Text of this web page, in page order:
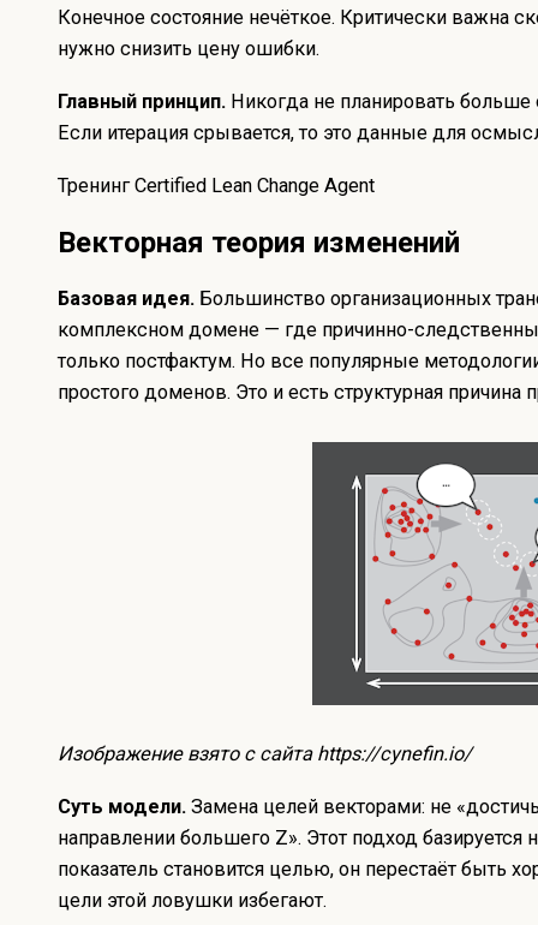
Конечное состояние нечёткое. Критически важна
нужно снизить цену ошибки.
Главный принцип. Никогда не планировать
Если итерация срывается, то это данные для
ТренингCertified Lean Change Agent
Векторная теория изменений
Базовая идея. Большинство организационных
комплексном домене — где причинно-
только постфактум. Но все популярные
простого доменов. Это и есть структурная причина
Изображение взято с сайта https://cynefin.io/
Суть модели. Замена целей векторами: не
направлении большего Z». Этот подход базируется
показатель становится целью, он перестаёт быть
цели этой ловушки избегают.